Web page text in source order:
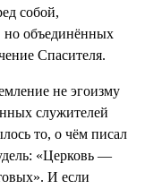
собой,
но объединённых
Спасителя.
не эгоизму
служителей
то, о чём писал
«Церковь —
И если